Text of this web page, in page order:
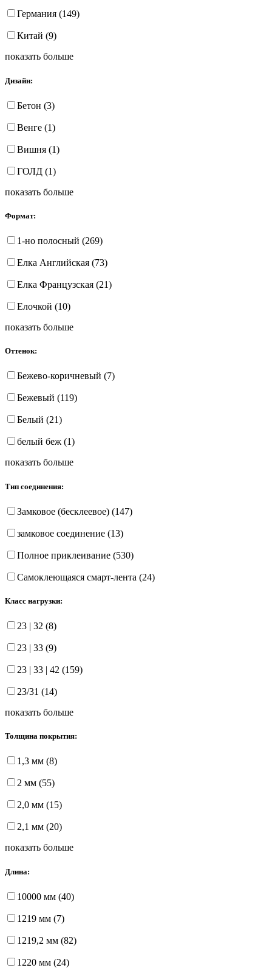
Германия (149)
Китай (9)
показать больше
Дизайн:
Бетон (3)
Венге (1)
Вишня (1)
ГОЛД (1)
показать больше
Формат:
1-но полосный (269)
Елка Английская (73)
Елка Французская (21)
Елочкой (10)
показать больше
Оттенок:
Бежево-коричневый (7)
Бежевый (119)
Белый (21)
белый беж (1)
показать больше
Тип соединения:
Замковое (бесклеевое) (147)
замковое соединение (13)
Полное приклеивание (530)
Самоклеющаяся смарт-лента (24)
Класс нагрузки:
23 | 32 (8)
23 | 33 (9)
23 | 33 | 42 (159)
23/31 (14)
показать больше
Толщина покрытия:
1,3 мм (8)
2 мм (55)
2,0 мм (15)
2,1 мм (20)
показать больше
Длина:
10000 мм (40)
1219 мм (7)
1219,2 мм (82)
1220 мм (24)